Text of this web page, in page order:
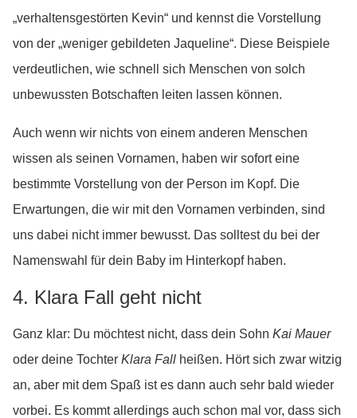
„verhaltensgestörten Kevin“ und kennst die Vorstellung
von der „weniger gebildeten Jaqueline“. Diese Beispiele
verdeutlichen, wie schnell sich Menschen von solch
unbewussten Botschaften leiten lassen können.
Auch wenn wir nichts von einem anderen Menschen
wissen als seinen Vornamen, haben wir sofort eine
bestimmte Vorstellung von der Person im Kopf. Die
Erwartungen, die wir mit den Vornamen verbinden, sind
uns dabei nicht immer bewusst. Das solltest du bei der
Namenswahl für dein Baby im Hinterkopf haben.
4. Klara Fall geht nicht
Ganz klar: Du möchtest nicht, dass dein Sohn Kai Mauer
oder deine Tochter Klara Fall heißen. Hört sich zwar witzig
an, aber mit dem Spaß ist es dann auch sehr bald wieder
vorbei. Es kommt allerdings auch schon mal vor, dass sich